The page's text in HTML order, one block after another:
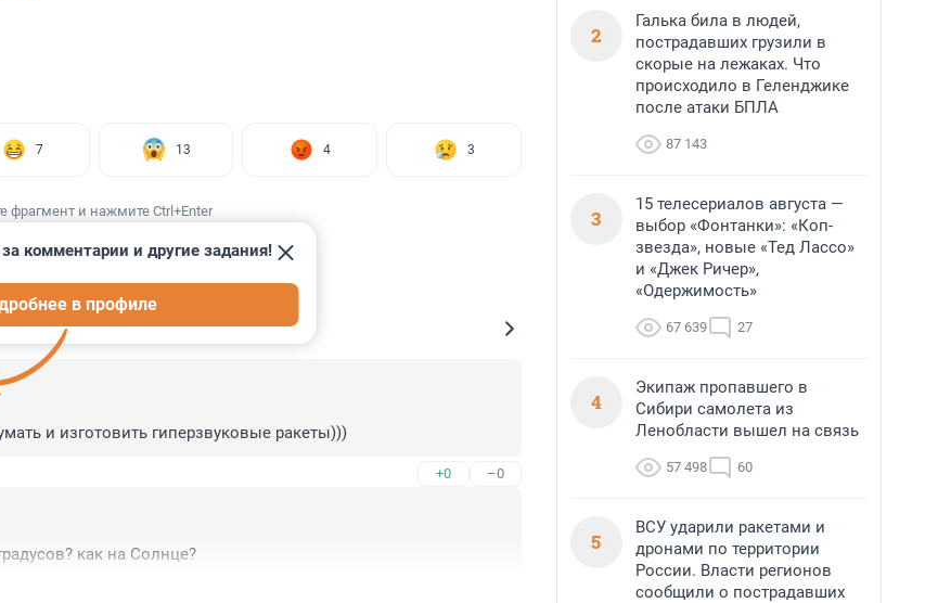
7 13 4 3
фрагмент и нажмите Ctrl+Enter
комментарии и другие задания!
в профиле
и изготовить гиперзвуковые ракеты)))
+0 –0
как на Солнце?
2
Галька била в людей,
пострадавших грузили в
скорые на лежаках. Что
происходило в Геленджике
после атаки БПЛА
87 143
3
15 телесериалов августа —
выбор «Фонтанки»: «Коп-
звезда», новые «Тед Лассо»
и «Джек Ричер»,
«Одержимость»
67 639 27
4
Экипаж пропавшего в
Сибири самолета из
Ленобласти вышел на связь
57 498 60
5
ВСУ ударили ракетами и
дронами по территории
России. Власти регионов
сообщили о пострадавших